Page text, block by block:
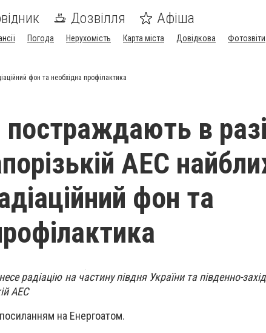
Дозвілля Афіша
Погода Нерухомість Карта міста Довідкова Фотозвіти
фон та необхідна профілактика
постраждають в разі
АЕС
фон та
радіацію на частину півдня України та південно-
АЕС
на Енергоатом.